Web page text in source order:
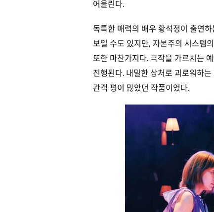
어울린다.
독특한 매력의 배우 황석정이 출연
보일 수도 있지만, 자본주의 시스템
또한 마찬가지다. 극작을 가르치는
진행된다. 내밀한 상처로 괴로워하
관객 평이 많았던 작품이었다.